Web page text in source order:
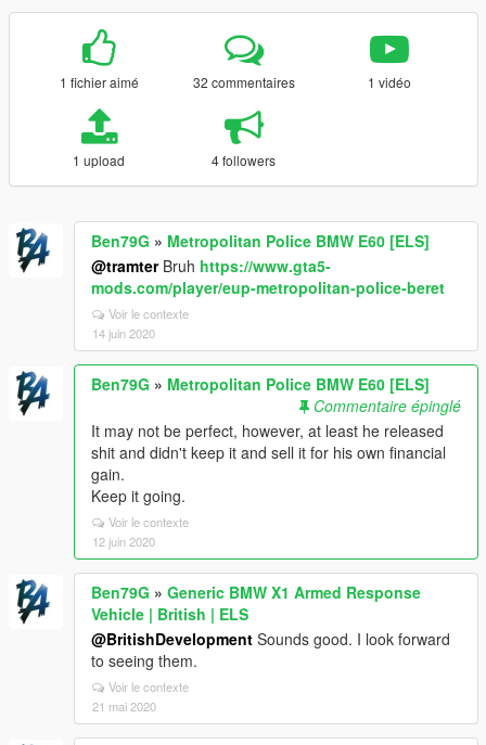
1 fichier aimé 32 commentaires 1 vidéo
1 upload 4 followers
Ben79G » Metropolitan Police BMW E60 [ELS]
@tramterBruh https://www.gta5-
mods.com/player/eup-metropolitan-police-beret
Voir le contexte
14 juin 2020
Ben79G » Metropolitan Police BMW E60 [ELS]
Commentaire épinglé
It may not be perfect, however, at least he released
shit and didn't keep it and sell it for his own financial
gain.
Keep it going.
Voir le contexte
12 juin 2020
Ben79G » Generic BMW X1 Armed Response
Vehicle | British | ELS
@BritishDevelopment Sounds good. I look forward
to seeing them.
Voir le contexte
21 mai 2020